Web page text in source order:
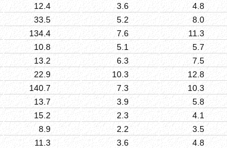
12.4 3.6
4.8
33.5 5.2
8.0
134.4 7.6 11.3
10.8 5.1 5.7
13.2 6.3 7.5
22.9 10.3 12.8
140.7 7.3 10.3
13.7 3.9 5.8
15.2 2.3 4.1
8.9 2.2 3.5
11.3 3.6 4.8